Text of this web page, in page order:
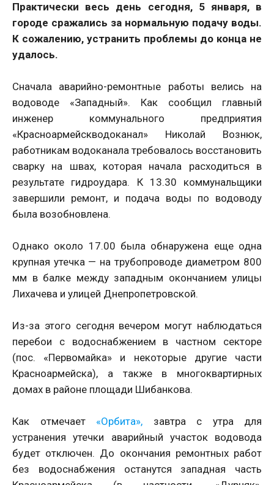
Практически весь день сегодня, 5 января, в
городе сражались за нормальную подачу воды.
К сожалению, устранить проблемы до конца не
удалось.
Сначала аварийно-ремонтные работы велись на
водоводе «Западный». Как сообщил главный
инженер коммунального предприятия
«Красноармейскводоканал» Николай Вознюк,
работникам водоканала требовалось восстановить
сварку на швах, которая начала расходиться в
результате гидроудара. К 13.30 коммунальщики
завершили ремонт, и подача воды по водоводу
была возобновлена.
Однако около 17.00 была обнаружена еще одна
крупная утечка — на трубопроводе диаметром 800
мм в балке между западным окончанием улицы
Лихачева и улицей Днепропетровской.
Из-за этого сегодня вечером могут наблюдаться
перебои с водоснабжением в частном секторе
(пос. «Первомайка» и некоторые другие части
Красноармейска), а также в многоквартирных
домах в районе площади Шибанкова.
Как отмечает «Орбита», завтра с утра для
устранения утечки аварийный участок водовода
будет отключен. До окончания ремонтных работ
без водоснабжения останутся западная часть